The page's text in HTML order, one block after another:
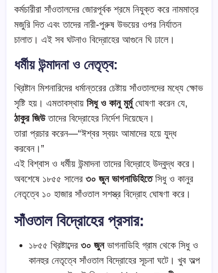
কর্মচারীরা সাঁওতালদের জোরপূর্বক শ্রমে নিযুক্ত করে নামমাত্র
মজুরি দিত এবং তাদের নারী-পুরুষ উভয়ের ওপর নির্যাতন
চালাত। এই সব ঘটনাও বিদ্রোহের আগুনে ঘি ঢালে।
ধর্মীয় উন্মাদনা ও নেতৃত্ব:
খ্রিষ্টান মিশনারিদের ধর্মান্তরের চেষ্টায় সাঁওতালদের মধ্যে ক্ষোভ
সৃষ্টি হয়। এমতাবস্থায় সিধু ও কানু মুর্মুঘোষণা করেন যে,
ঠাকুর জিউতাদের বিদ্রোহের নির্দেশ দিয়েছেন।
তারা প্রচার করেন—“ঈশ্বর স্বয়ং আমাদের হয়ে যুদ্ধ
করবেন।”
এই বিশ্বাস ও ধর্মীয় উন্মাদনা তাদের বিদ্রোহে উদ্বুদ্ধ করে।
অবশেষে ১৮৫৫ সালের ৩০ জুন ভাগনাডিহিতেসিধু ও কানুর
নেতৃত্বে ১০ হাজার সাঁওতাল সশস্ত্র বিদ্রোহ ঘোষণা করে।
সাঁওতাল বিদ্রোহের প্রসার:
১৮৫৫ খ্রিষ্টাব্দের ৩০ জুনভাগনাডিহি গ্রাম থেকে সিধু ও
কানহুর নেতৃত্বে সাঁওতাল বিদ্রোহের সূচনা ঘটে। খুব অল্প